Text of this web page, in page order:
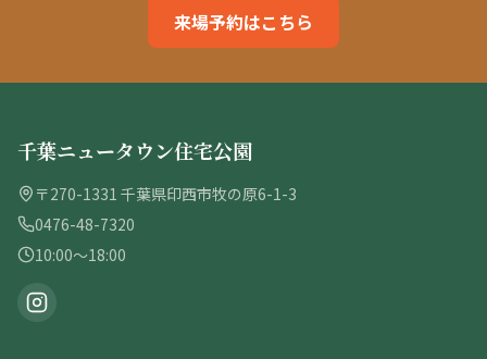
来場予約はこちら
千葉ニュータウン住宅公園
〒270-1331 千葉県印西市牧の原6-1-3
0476-48-7320
10:00〜18:00